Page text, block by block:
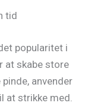
tid
popularitet i
at skabe store
anvender
at strikke med.